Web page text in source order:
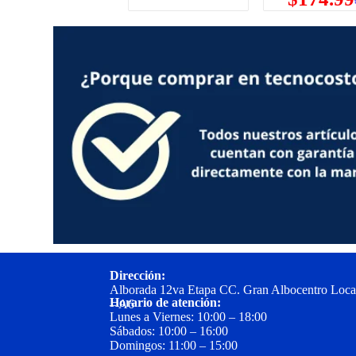
Dirección:
Alborada 12va Etapa CC. Gran Albocentro
– A6
Horario de atención:
Lunes a Viernes: 10:00 – 18:00
Sábados: 10:00 – 16:00
Domingos: 11:00 – 15:00